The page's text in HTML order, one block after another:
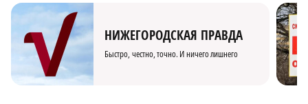
НИЖЕГОРОДСКАЯ ПРАВДА
Быстро, честно, точно. И ничего лишнего